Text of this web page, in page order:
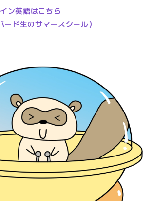
ン英語はこちら
ード生のサマースクール）